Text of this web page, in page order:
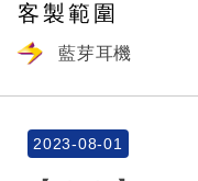
客製範圍
藍芽耳機
2023-08-01